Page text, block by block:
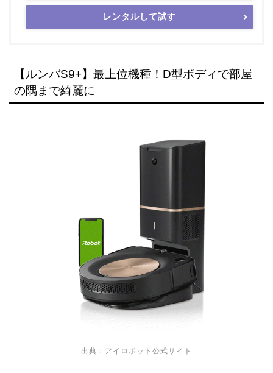
レンタルして試す
【ルンバS9+】最上位機種！D型ボディで部屋
の隅まで綺麗に
出典：アイロボット公式サイト